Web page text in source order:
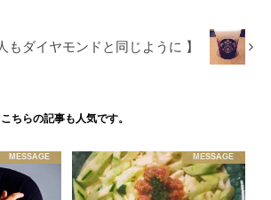
もダイヤモンドと同じように 】
こちらの記事も人気です。
MESSAGE MESSAGE